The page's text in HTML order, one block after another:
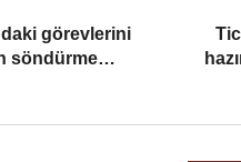
görevlerini
söndürme